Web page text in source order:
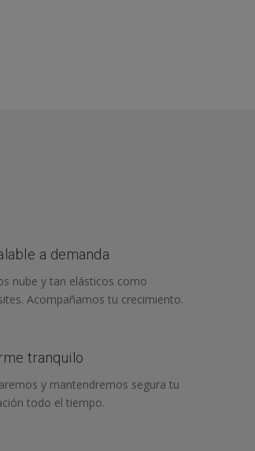
a demanda
nube y tan elásticos como
Acompañamos tu crecimiento.
tranquilo
y mantendremos segura tu
todo el tiempo.